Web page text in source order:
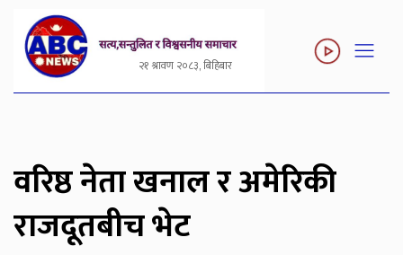
२१ श्रावण २०८३, बिहिबार
वरिष्ठ नेता खनाल र अमेरिकी
राजदूतबीच भेट